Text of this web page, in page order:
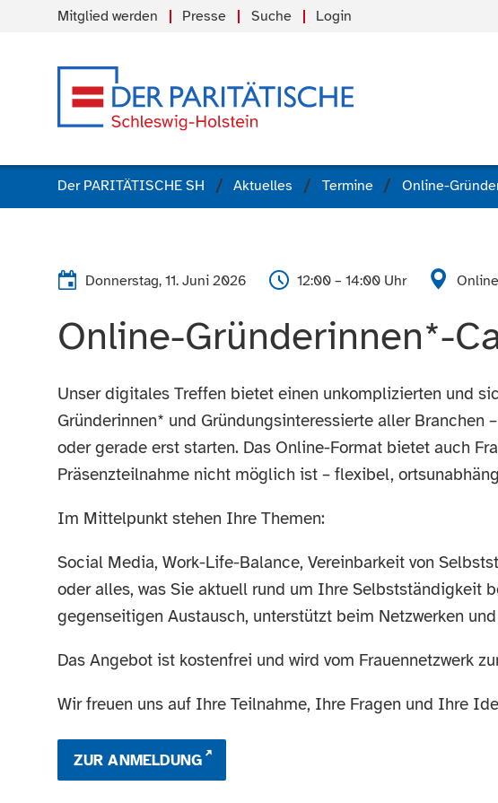
Mitglied werden Presse Suche Login
Der PARITÄTISCHE SH Aktuelles Termine Online-
Donnerstag, 11. Juni 2026 12:00 – 14:00 Uhr Online
Online-Gründerinnen*-
Unser digitales Treffen bietet einen unkomplizierten und
Gründerinnen* und Gründungsinteressierte aller
oder gerade erst starten. Das Online-Format bietet auch
Präsenzteilnahme nicht möglich ist – flexibel,
Im Mittelpunkt stehen Ihre Themen:
Social Media, Work-Life-Balance, Vereinbarkeit von
oder alles, was Sie aktuell rund um Ihre Selbstständigkeit
gegenseitigen Austausch, unterstützt beim Netzwerken
Das Angebot ist kostenfrei und wird vom Frauennetzwerk
Wir freuen uns auf Ihre Teilnahme, Ihre Fragen und Ihre
ZUR ANMELDUNG